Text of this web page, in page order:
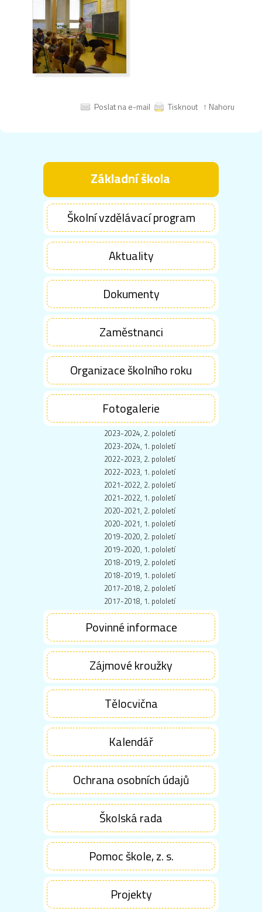
Poslat na e-mail Tisknout ↑ Nahoru
Základní škola
Školní vzdělávací program
Aktuality
Dokumenty
Zaměstnanci
Organizace školního roku
Fotogalerie
2023-2024, 2. pololetí
2023-2024, 1. pololetí
2022-2023, 2. pololetí
2022-2023, 1. pololetí
2021-2022, 2. pololetí
2021-2022, 1. pololetí
2020-2021, 2. pololetí
2020-2021, 1. pololetí
2019-2020, 2. pololetí
2019-2020, 1. pololetí
2018-2019, 2. pololetí
2018-2019, 1. pololetí
2017-2018, 2. pololetí
2017-2018, 1. pololetí
Povinné informace
Zájmové kroužky
Tělocvična
Kalendář
Ochrana osobních údajů
Školská rada
Pomoc škole, z. s.
Projekty